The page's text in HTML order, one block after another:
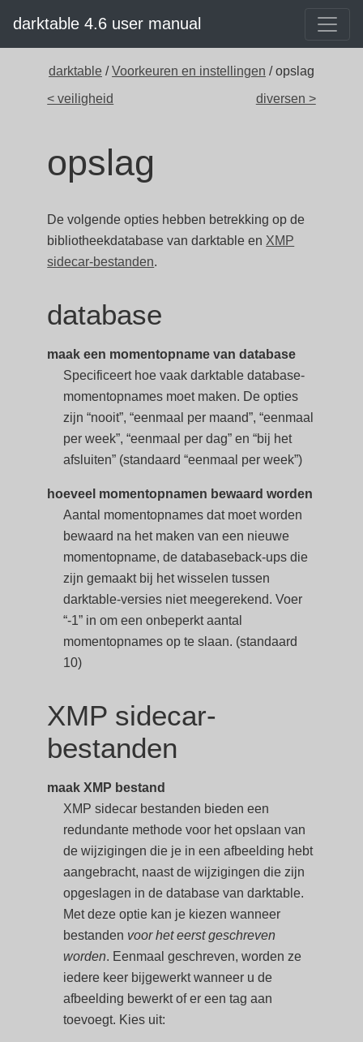
darktable 4.6 user manual
darktable /Voorkeuren en instellingen / opslag
< veiligheid
diversen >
opslag
De volgende opties hebben betrekking op de
bibliotheekdatabase van darktable en XMP
sidecar-bestanden.
database
maak een momentopname van database
Specificeert hoe vaak darktable database-
momentopnames moet maken. De opties
zijn “nooit”, “eenmaal per maand”, “eenmaal
per week”, “eenmaal per dag” en “bij het
afsluiten” (standaard “eenmaal per week”)
hoeveel momentopnamen bewaard worden
Aantal momentopnames dat moet worden
bewaard na het maken van een nieuwe
momentopname, de databaseback-ups die
zijn gemaakt bij het wisselen tussen
darktable-versies niet meegerekend. Voer
“-1” in om een onbeperkt aantal
momentopnames op te slaan. (standaard
10)
XMP sidecar-
bestanden
maak XMP bestand
XMP sidecar bestanden bieden een
redundante methode voor het opslaan van
de wijzigingen die je in een afbeelding hebt
aangebracht, naast de wijzigingen die zijn
opgeslagen in de database van darktable.
Met deze optie kan je kiezen wanneer
bestanden voor het eerst geschreven
worden. Eenmaal geschreven, worden ze
iedere keer bijgewerkt wanneer u de
afbeelding bewerkt of er een tag aan
toevoegt. Kies uit: